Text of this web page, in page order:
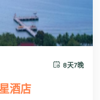
8天7晚
酒店